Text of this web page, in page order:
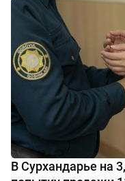
В Сурхандарье на